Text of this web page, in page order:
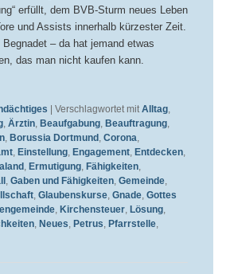
erfüllt, dem BVB-Sturm neues Leben
und Assists innerhalb kürzester Zeit.
Begnadet – da hat jemand etwas
das man nicht kaufen kann.
Verschlagwortet mit Alltag,
, Ärztin, Beaufgabung, Beauftragung,
, Borussia Dortmund , Corona,
, Einstellung, Engagement, Entdecken,
, Ermutigung, Fähigkeiten,
, Gaben und Fähigkeiten, Gemeinde,
, Glaubenskurse, Gnade, Gottes
, Kirchensteuer, Lösung,
, Neues, Petrus, Pfarrstelle,